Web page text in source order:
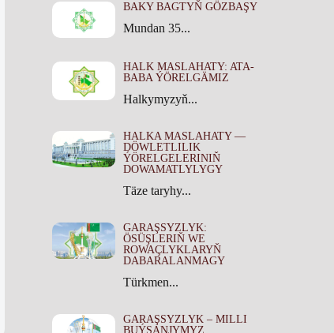
BAKY BAGTYŇ GÖZBAŞY
Mundan 35...
HALK MASLAHATY: ATA-
BABA ÝÖRELGÄMIZ
Halkymyzyň...
HALKA MASLAHATY —
DÖWLETLILIK
ÝÖRELGELERINIŇ
DOWAMATLYLYGY
Täze taryhy...
GARAŞSYZLYK:
ÖSÜŞLERIŇ WE
ROWAÇLYKLARYŇ
DABARALANMAGY
Türkmen...
GARAŞSYZLYK – MILLI
BUÝSANJYMYZ